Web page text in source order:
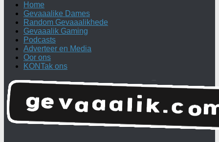
Home
Gevaaalike Dames
Random Gevaaalikhede
Gevaaalik Gaming
Podcasts
Adverteer en Media
Oor ons
KONTak ons